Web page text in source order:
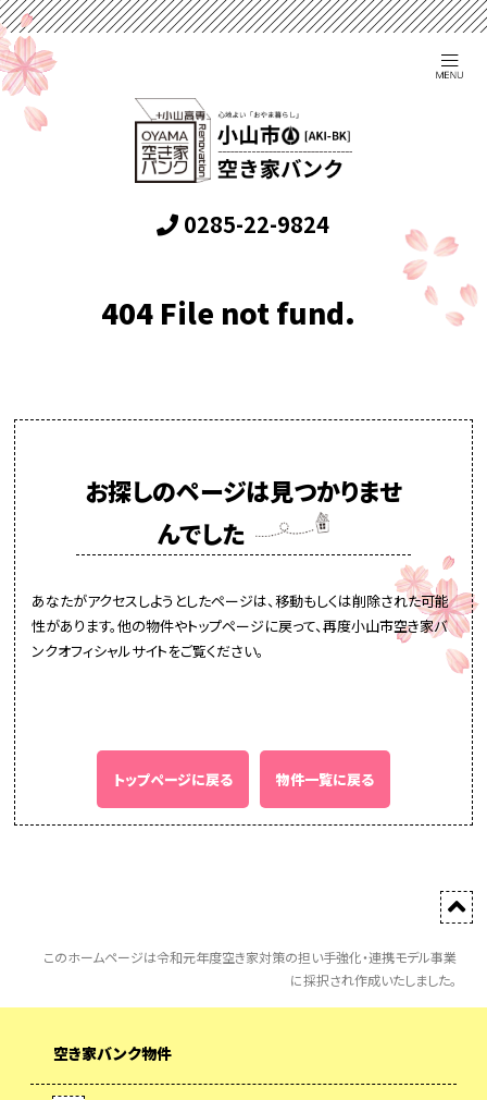
0285-22-9824
404 File not fund.
お探しのページは見つかりませ
んでした
あなたがアクセスしようとしたページは、移動もしくは削除された可能
性があります。他の物件やトップページに戻って、再度小山市空き家バ
ンクオフィシャルサイトをご覧ください。
トップページに戻る 物件一覧に戻る
このホームページは令和元年度空き家対策の担い手強化・連携モデル事業
に採択され作成いたしました。
空き家バンク物件